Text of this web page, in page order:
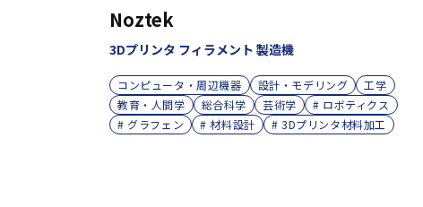
Noztek
3Dプリンタ フィラメント 製造機
コンピュータ・周辺機器 設計・モデリング
工学
教育・人間学
総合科学 芸術学
# ロボティクス
# グラフェン
# 材料設計 # 3Dプリンタ材料加工